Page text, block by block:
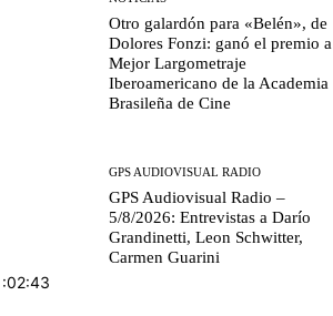
Otro galardón para «Belén», de
Dolores Fonzi: ganó el premio a
Mejor Largometraje
Iberoamericano de la Academia
Brasileña de Cine
GPS AUDIOVISUAL RADIO
GPS Audiovisual Radio –
5/8/2026: Entrevistas a Darío
Grandinetti, Leon Schwitter,
Carmen Guarini